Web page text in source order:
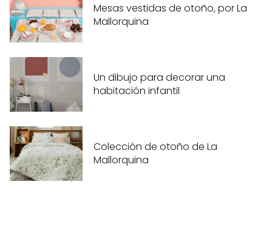
Mesas vestidas de otoño, por La
Mallorquina
Un dibujo para decorar una
habitación infantil
Colección de otoño de La
Mallorquina